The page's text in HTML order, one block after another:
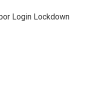
Login Lockdown